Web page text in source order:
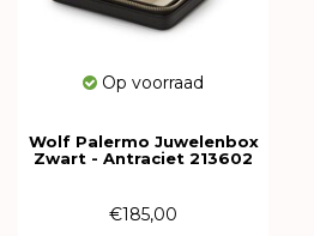
Op voorraad
Wolf Palermo Juwelenbox
Zwart - Antraciet 213602
€185,00